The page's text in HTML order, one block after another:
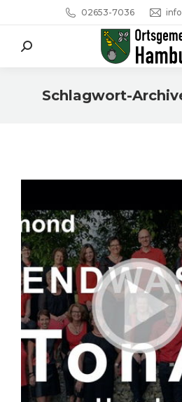
02653-7036
Search:
Schlagwort-